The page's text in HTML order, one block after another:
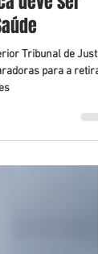
para
deve ser
para a